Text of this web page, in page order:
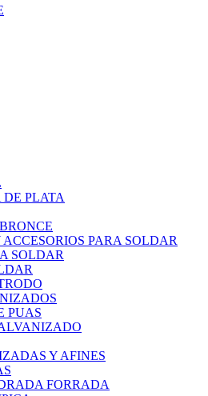
PLATA
PARA SOLDAR
SOLDAR
PUAS
Y AFINES
FORRADA